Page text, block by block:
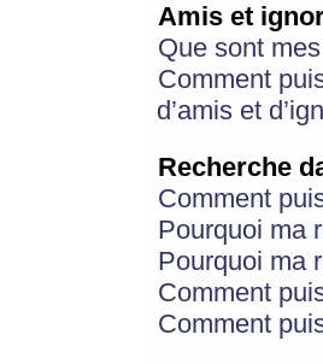
Amis et
Que sont
Comment
d’amis et
Recherche
Comment
Pourquoi ma
Pourquoi ma
Comment
Comment